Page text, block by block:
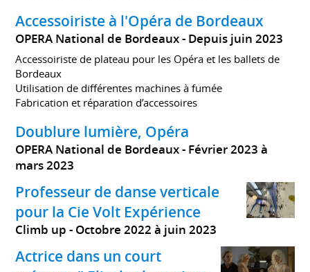
Accessoiriste à l'Opéra de Bordeaux
OPERA National de Bordeaux Depuis juin 2023
Accessoiriste de plateau pour les Opéra et les ballets de
Bordeaux
Utilisation de différentes machines à fumée
Fabrication et réparation d’accessoires
Doublure lumière, Opéra
OPERA National de Bordeaux
Février 2023 à
mars 2023
Professeur de danse verticale
pour la Cie Volt Expérience
Climb up Octobre 2022 à juin 2023
Actrice dans un court